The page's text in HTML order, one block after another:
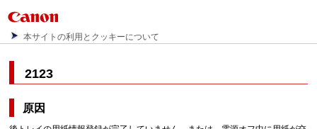
本サイトの利用とクッキーについて
2123
原因